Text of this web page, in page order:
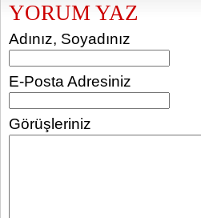
YORUM YAZ
Adınız, Soyadınız
E-Posta Adresiniz
Görüşleriniz